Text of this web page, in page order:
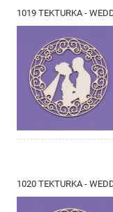
1019 TEKTURKA -
1020 TEKTURKA -